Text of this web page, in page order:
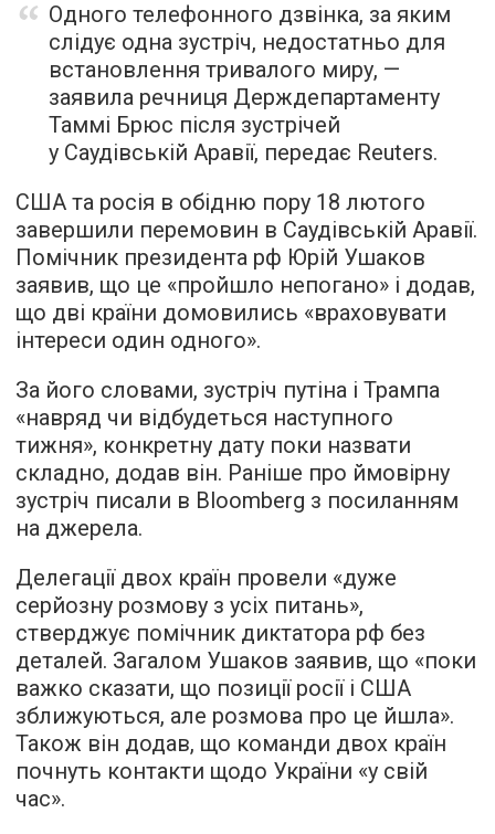
Одного телефонного дзвінка, за яким
слідує одна зустріч, недостатньо для
встановлення тривалого миру, —
заявила речниця Держдепартаменту
Таммі Брюс після зустрічей
у Саудівській Аравії, передає Reuters.
США та росія в обідню пору 18 лютого
завершили перемовин в Саудівській Аравії.
Помічник президента рф Юрій Ушаков
заявив, що це «пройшло непогано» і додав,
що дві країни домовились «враховувати
інтереси один одного».
За його словами, зустріч путіна і Трампа
«навряд чи відбудеться наступного
тижня», конкретну дату поки назвати
складно, додав він. Раніше про ймовірну
зустріч писали в Bloomberg з посиланням
на джерела.
Делегації двох країн провели «дуже
серйозну розмову з усіх питань»,
стверджує помічник диктатора рф без
деталей. Загалом Ушаков заявив, що «поки
важко сказати, що позиції росії і США
зближуються, але розмова про це йшла».
Також він додав, що команди двох країн
почнуть контакти щодо України «у свій
час».